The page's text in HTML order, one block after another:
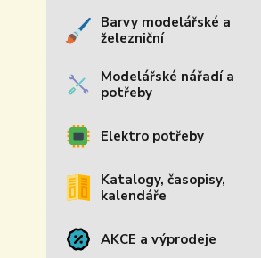
Barvy modelářské a
železniční
Modelářské nářadí a
potřeby
Elektro potřeby
Katalogy, časopisy,
kalendáře
AKCE a výprodeje